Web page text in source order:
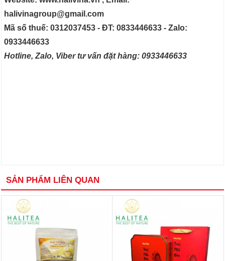
halivinagroup@gmail.com
Mã số thuế: 0312037453 - ĐT: 0833446633 - Zalo:
0933446633
Hotline, Zalo, Viber tư vấn đặt hàng: 0933446633
SẢN PHẨM LIÊN QUAN